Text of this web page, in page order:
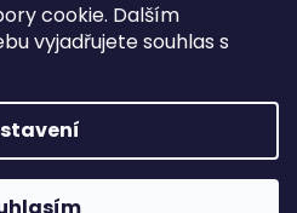
cookie. Dalším
vyjadřujete souhlas s
×
Získáte jí